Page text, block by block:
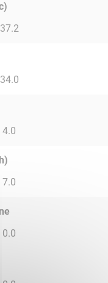
37.2
34.0
4.0
7.0
0.0